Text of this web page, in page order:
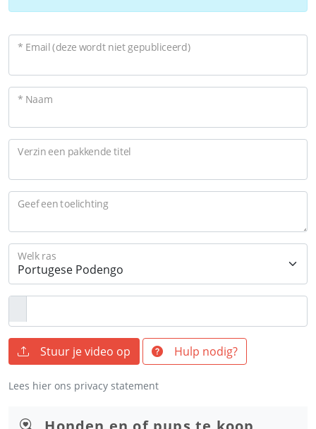
* Email (deze wordt niet gepubliceerd)
* Naam
Verzin een pakkende titel
Geef een toelichting
Welk ras
Stuur je video op Hulp nodig?
Lees hier ons privacy statement